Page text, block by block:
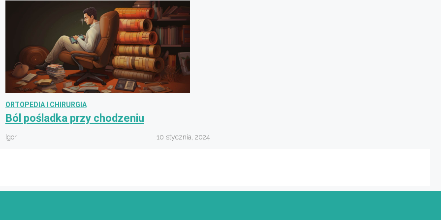
ORTOPEDIA I CHIRURGIA
Ból pośladka przy chodzeniu
Igor 10 stycznia, 2024